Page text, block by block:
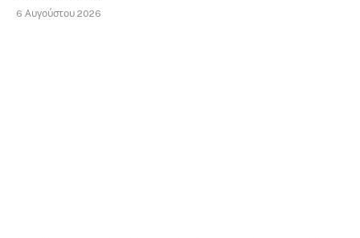
6 Αυγούστου 2026